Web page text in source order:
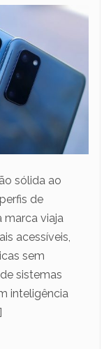
sólida ao
de
marca viaja
acessíveis,
sem
sistemas
inteligência